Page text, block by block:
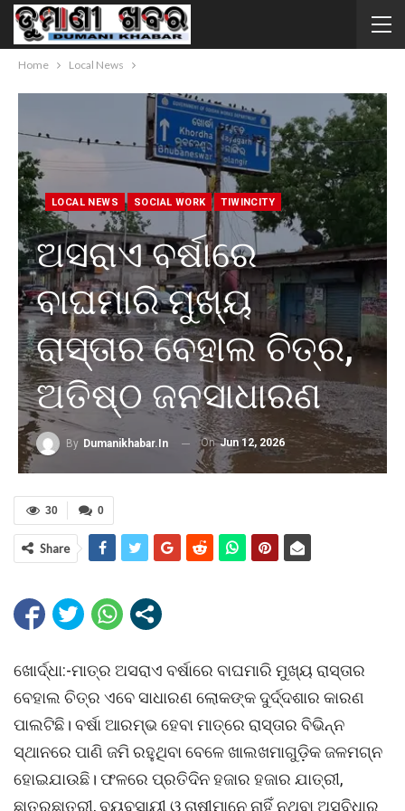
Home Local News
LOCAL NEWS SOCIAL WORK TIWINCITY
ଅସରାଏ ବର୍ଷାରେ
ବାଘମାରି ମୁଖ୍ୟ
ରାସ୍ତାର ବେହାଲ ଚିତ୍ର,
ଅତିଷ୍ଠ ଜନସାଧାରଣ
By Dumanikhabar.in OnJun 12, 2026
0
30
Share
ଖୋର୍ଦ୍ଧା:-ମାତ୍ର ଅସରାଏ ବର୍ଷାରେ ବାଘମାରି ମୁଖ୍ୟ ରାସ୍ତାର
ବେହାଲ ଚିତ୍ର ଏବେ ସାଧାରଣ ଲୋକଙ୍କ ଦୁର୍ଦ୍ଦଶାର କାରଣ
ପାଲଟିଛି। ବର୍ଷା ଆରମ୍ଭ ହେବା ମାତ୍ରେ ରାସ୍ତାର ବିଭିନ୍ନ
ସ୍ଥାନରେ ପାଣି ଜମି ରହୁଥିବା ବେଳେ ଖାଲଖମାଗୁଡ଼ିକ ଜଳମଗ୍ନ
ହୋଇଯାଉଛି। ଫଳରେ ପ୍ରତିଦିନ ହଜାର ହଜାର ଯାତ୍ରୀ,
ଛାତ୍ରଛାତ୍ରୀ, ବ୍ୟବସାୟୀ ଓ ଚାଷୀମାନେ ନାହିଁ ନଥିବା ଅସୁବିଧାର